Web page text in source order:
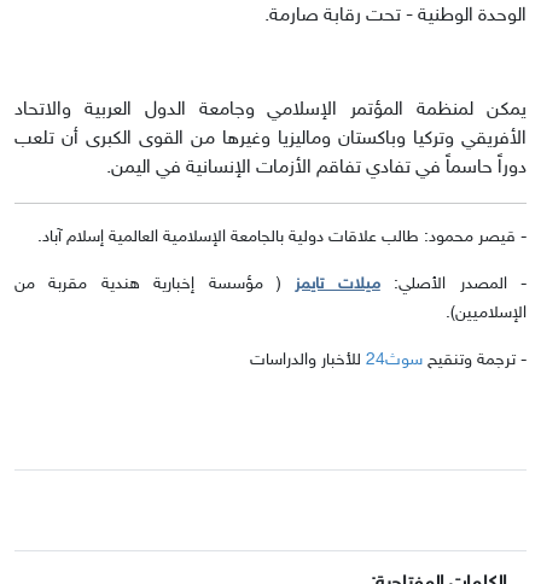
الوحدة الوطنية - تحت رقابة صارمة.
يمكن لمنظمة المؤتمر الإسلامي وجامعة الدول العربية والاتحاد
الأفريقي وتركيا وباكستان وماليزيا وغيرها من القوى الكبرى أن تلعب
دوراً حاسماً في تفادي تفاقم الأزمات الإنسانية في اليمن.
- قيصر محمود: طالب علاقات دولية بالجامعة الإسلامية العالمية إسلام آباد.
- المصدر الأصلي:ميلات تايمز ( مؤسسة إخبارية هندية مقربة من
الإسلاميين).
- ترجمة وتنقيح سوث24 للأخبار والدراسات